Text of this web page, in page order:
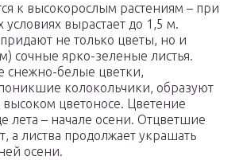
к высокорослым растениям – при
условиях вырастает до 1,5 м.
не только цветы, но и
сочные ярко-зеленые листья.
снежно-белые цветки,
колокольчики, образуют
цветоносе. Цветение
лета – начале осени. Отцветшие
а листва продолжает украшать
осени.